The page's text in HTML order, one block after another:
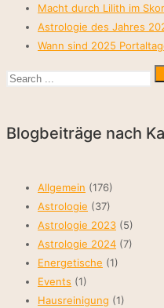
Macht durch Lilith im
Astrologie des Jahres
Wann sind 2025
Blogbeiträge nach
Allgemein (176)
Astrologie (37)
Astrologie 2023 (5)
Astrologie 2024 (7)
Energetische (1)
Events (1)
Hausreinigung (1)